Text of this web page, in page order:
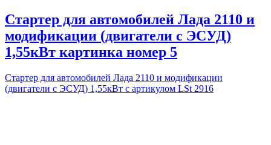
Стартер для автомобилей Лада 2110 и
модификации (двигатели с ЭСУД)
1,55кВт картинка номер 5
Стартер для автомобилей Лада 2110 и модификации
(двигатели с ЭСУД) 1,55кВт с артикулом LSt 2916